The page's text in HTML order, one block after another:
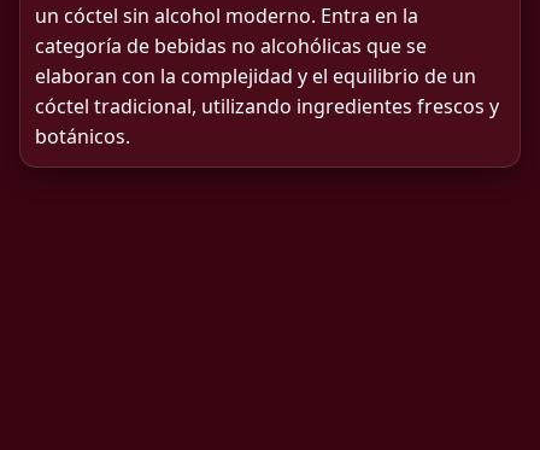
un cóctel sin alcohol moderno. Entra en la
categoría de bebidas no alcohólicas que se
elaboran con la complejidad y el equilibrio de un
cóctel tradicional, utilizando ingredientes frescos y
botánicos.